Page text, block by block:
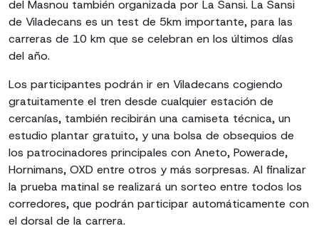
del Masnou también organizada por La Sansi. La Sansi
de Viladecans es un test de 5km importante, para las
carreras de 10 km que se celebran en los últimos días
del año.
Los participantes podrán ir en Viladecans cogiendo
gratuitamente el tren desde cualquier estación de
cercanías, también recibirán una camiseta técnica, un
estudio plantar gratuito, y una bolsa de obsequios de
los patrocinadores principales con Aneto, Powerade,
Hornimans, OXD entre otros y más sorpresas. Al finalizar
la prueba matinal se realizará un sorteo entre todos los
corredores, que podrán participar automáticamente con
el dorsal de la carrera.